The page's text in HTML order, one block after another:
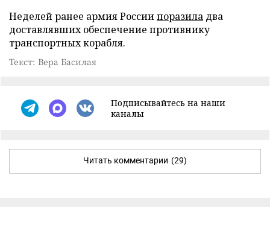
Неделей ранее армия Россиипоразила два
доставлявших обеспечение противнику
транспортных корабля.
Текст: Вера Басилая
Подписывайтесь на наши
каналы
Читать комментарии (29)